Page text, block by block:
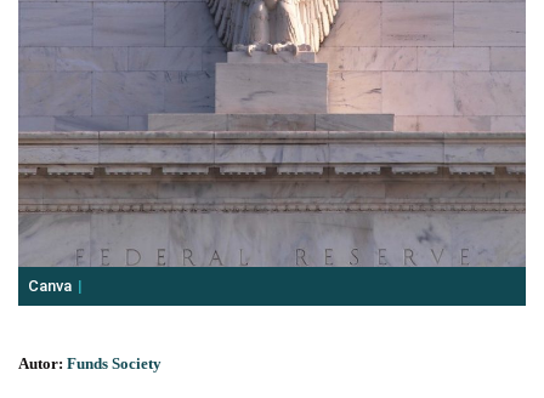
Canva
Autor: Funds Society